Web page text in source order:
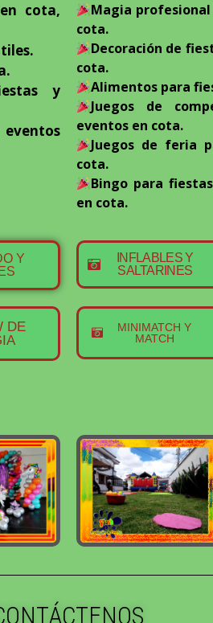
cota,
y
Magia
cota.
Decoración de
cota.
Alimentos para
Juegos de
eventos en cota.
Juegos de feria
cota.
Bingo para
en cota.
Y
INFLABLES Y
SALTARINES
DE
MINIMATCH Y
MATCH